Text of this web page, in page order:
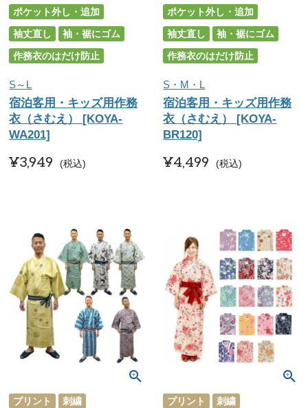
ポケット外し・追加
袖丈直し
袖・裾にゴム
作務衣のはだけ防止
S～L
宿泊客用・キッズ用作務
衣（さむえ） [KOYA-
WA201]
¥3,949 税込
ポケット外し・追加
袖丈直し
袖・裾にゴム
作務衣のはだけ防止
S・M・L
宿泊客用・キッズ用作務
衣（さむえ） [KOYA-
BR120]
¥4,499 税込
プリント
刺繍
プリント 刺繍